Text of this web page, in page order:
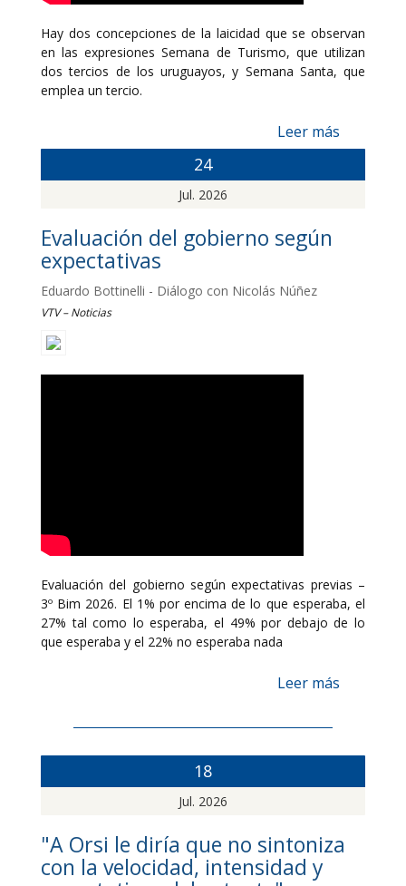
Hay dos concepciones de la laicidad que se observan
en las expresiones Semana de Turismo, que utilizan
dos tercios de los uruguayos, y Semana Santa, que
emplea un tercio.
Leer más
24
Jul. 2026
Evaluación del gobierno según
expectativas
Eduardo Bottinelli - Diálogo con Nicolás Núñez
VTV – Noticias
Evaluación del gobierno según expectativas previas –
3º Bim 2026. El 1% por encima de lo que esperaba, el
27% tal como lo esperaba, el 49% por debajo de lo
que esperaba y el 22% no esperaba nada
Leer más
18
Jul. 2026
"A Orsi le diría que no sintoniza
con la velocidad, intensidad y